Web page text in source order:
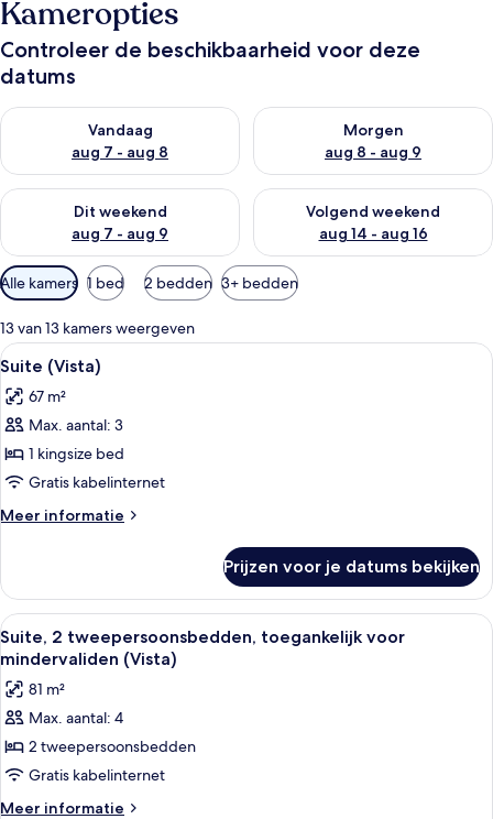
Kameropties
Controleer de beschikbaarheid voor deze
datums
Vandaag
aug 7 - aug 8
De beschikbaarheid controleren voor vanavond aug 7 - aug 8
Morgen
aug 8 - aug 9
De beschikbaarheid
Dit weekend
aug 7 - aug 9
De beschikbaarheid controleren voor dit weekend aug 7 -
Volgend weekend
aug 14 - aug 16
De beschikbaarheid
Beschikbare
filters
voor
kamers
Alle kamers 1 bed 2 bedden 3+ bedden
13 van 13 kamers weergeven
Alle
foto's
voor
Suite
(Vista)
laden
Een balkon met een tafel en
5
Suite (Vista)
67 m²
Max. aantal: 3
1 kingsize bed
Gratis kabelinternet
Meer informatie
Meer
(Vista)
Prijzen voor je datums bekijken
Alle
foto's
voor
Suite,
2
tweepersoonsbedden,
toegankelijk
voor
Een hotelkamer met twee bedden,
4
Suite, 2 tweepersoonsbedden, toegankelijk voor
mindervaliden (Vista)
81 m²
Max. aantal: 4
2 tweepersoonsbedden
Gratis kabelinternet
Meer informatie
Meer